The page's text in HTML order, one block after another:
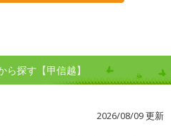
探す【甲信越】
2026/08/09 更新